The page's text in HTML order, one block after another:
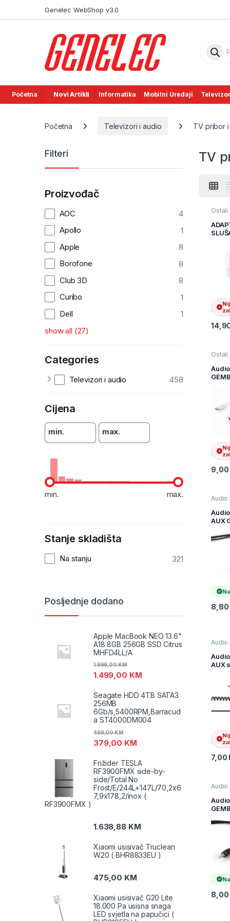
Genelec WebShop v3.0
Početna Novi Artikli Informatika Mobilni Uređaji
Početna Televizori i audio TV pribor
TV
Ostali
i
pribor
Ostali
i audio
pribor
3.5
9,00
Audio
audio,
i AV
AUX
8,80
Audio
audio,
i AV
AUX
to
7,00
Audio
audio,
i AV
to 2
8,00
Filteri
Proizvođač
AOC
4
Apollo
1
Apple
8
Borofone
8
Club 3D
8
Curibo
1
Dell
1
show all (27)
Categories
Televizori i audio 458
Cijena
min. max.
min. max.
Stanje skladišta
Na stanju 321
Posljednje dodano
Apple MacBook NEO 13.6"
A18 8GB 256GB SSD Citrus
MHFD4LL/A
1.499,00 KM
1.699,00KM
Seagate HDD 4TB SATA3
256MB
6Gb/s,5400RPM,Barracud
a ST4000DM004
379,00 KM
499,00KM
Frižider TESLA
RF3900FMX side-by-
side/Total No
Frost/E/244L+147L/70,2x6
7,9x178,2/inox (
RF3900FMX )
1.638,88 KM
Xiaomi usisivač Truclean
W20 ( BHR8833EU )
475,00 KM
Xiaomi usisivač G20 Lite
18.000 Pa usisna snaga
LED svjetla na papučici (